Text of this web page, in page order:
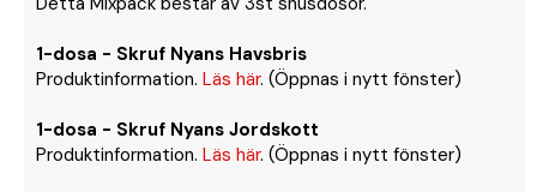
1-dosa - Skruf Nyans Havsbris
Produktinformation. Läs här. (Öppnas i nytt fönster)
1-dosa - Skruf Nyans Jordskott
Produktinformation. Läs här. (Öppnas i nytt fönster)